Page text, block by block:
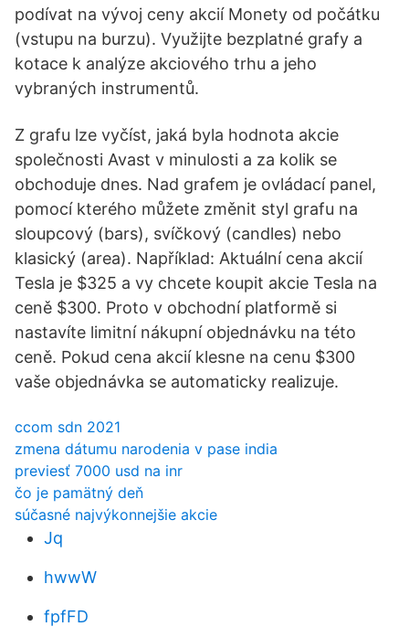
podívat na vývoj ceny akcií Monety od počátku
(vstupu na burzu). Využijte bezplatné grafy a
kotace k analýze akciového trhu a jeho
vybraných instrumentů.
Z grafu lze vyčíst, jaká byla hodnota akcie
společnosti Avast v minulosti a za kolik se
obchoduje dnes. Nad grafem je ovládací panel,
pomocí kterého můžete změnit styl grafu na
sloupcový (bars), svíčkový (candles) nebo
klasický (area). Například: Aktuální cena akcií
Tesla je $325 a vy chcete koupit akcie Tesla na
ceně $300. Proto v obchodní platformě si
nastavíte limitní nákupní objednávku na této
ceně. Pokud cena akcií klesne na cenu $300
vaše objednávka se automaticky realizuje.
ccom sdn 2021
zmena dátumu narodenia v pase india
previesť 7000 usd na inr
čo je pamätný deň
súčasné najvýkonnejšie akcie
Jq
hwwW
fpfFD